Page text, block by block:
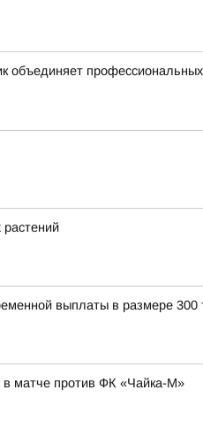
выплаты в размере 300
матче против ФК «Чайка-М»